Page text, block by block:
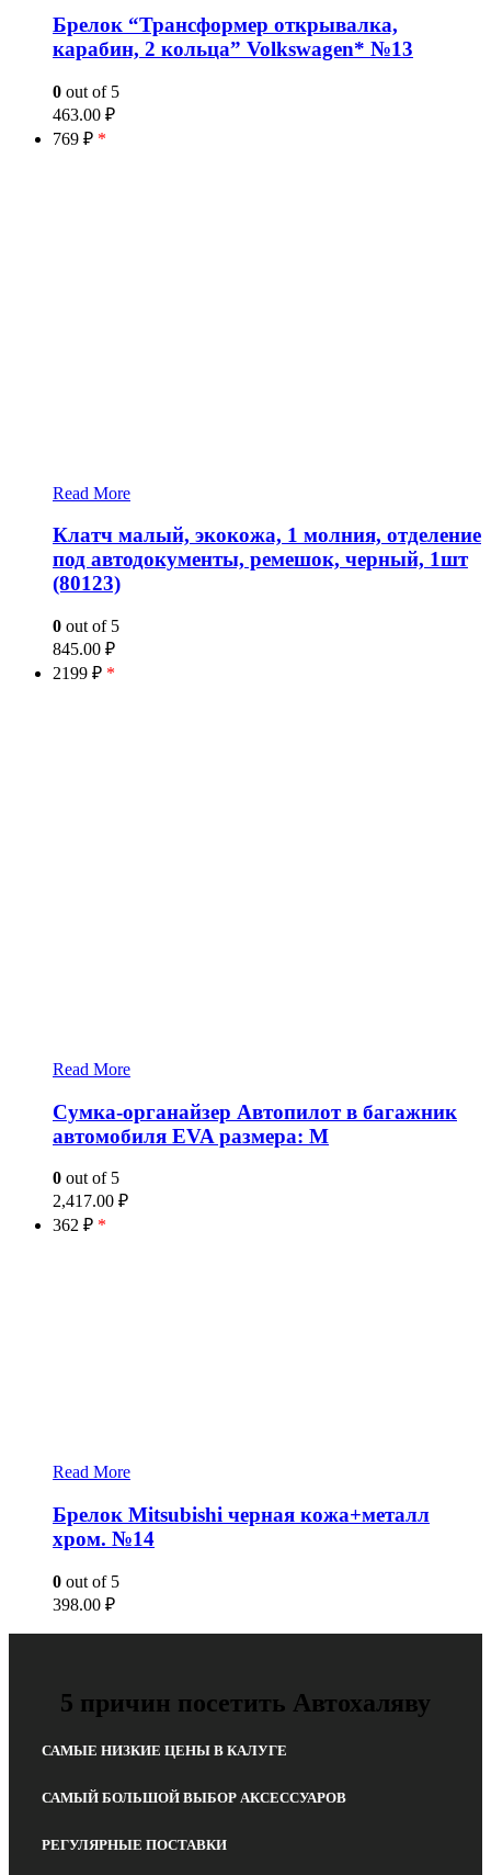
Брелок “Трансформер открывалка,
карабин, 2 кольца” Volkswagen* №13
0 out of 5
463.00 ₽
769 ₽ *
Read More
Клатч малый, экокожа, 1 молния, отделение
под автодокументы, ремешок, черный, 1шт
(80123)
0 out of 5
845.00 ₽
2199 ₽ *
Read More
Сумка-органайзер Автопилот в багажник
автомобиля EVA размера: M
0 out of 5
2,417.00 ₽
362 ₽ *
Read More
Брелок Mitsubishi черная кожа+металл
хром. №14
0 out of 5
398.00 ₽
5 причин посетить Автохаляву
САМЫЕ НИЗКИЕ ЦЕНЫ В КАЛУГЕ
САМЫЙ БОЛЬШОЙ ВЫБОР АКСЕССУАРОВ
РЕГУЛЯРНЫЕ ПОСТАВКИ